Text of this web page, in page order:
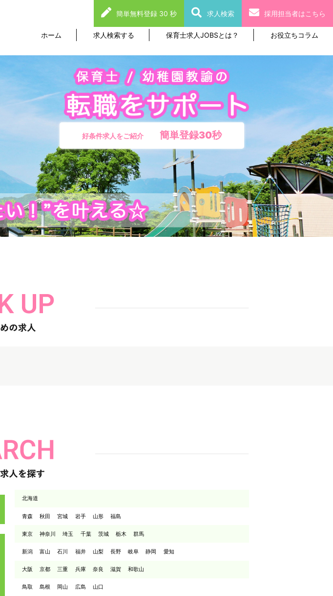
ホーム 求人検索する 保育士求人JOBSとは？ お役立ちコラム
簡単無料登録 30 秒 求人検索 採用担当者はこちら
好条件求人をご紹介 簡単登録30秒
北海道
青森 秋田 宮城 岩手 山形 福島
東京 神奈川 埼玉 千葉 茨城 栃木 群馬
新潟 富山 石川 福井 山梨 長野 岐阜 静岡 愛知
大阪 京都 三重 兵庫 奈良 滋賀 和歌山
鳥取 島根 岡山 広島 山口